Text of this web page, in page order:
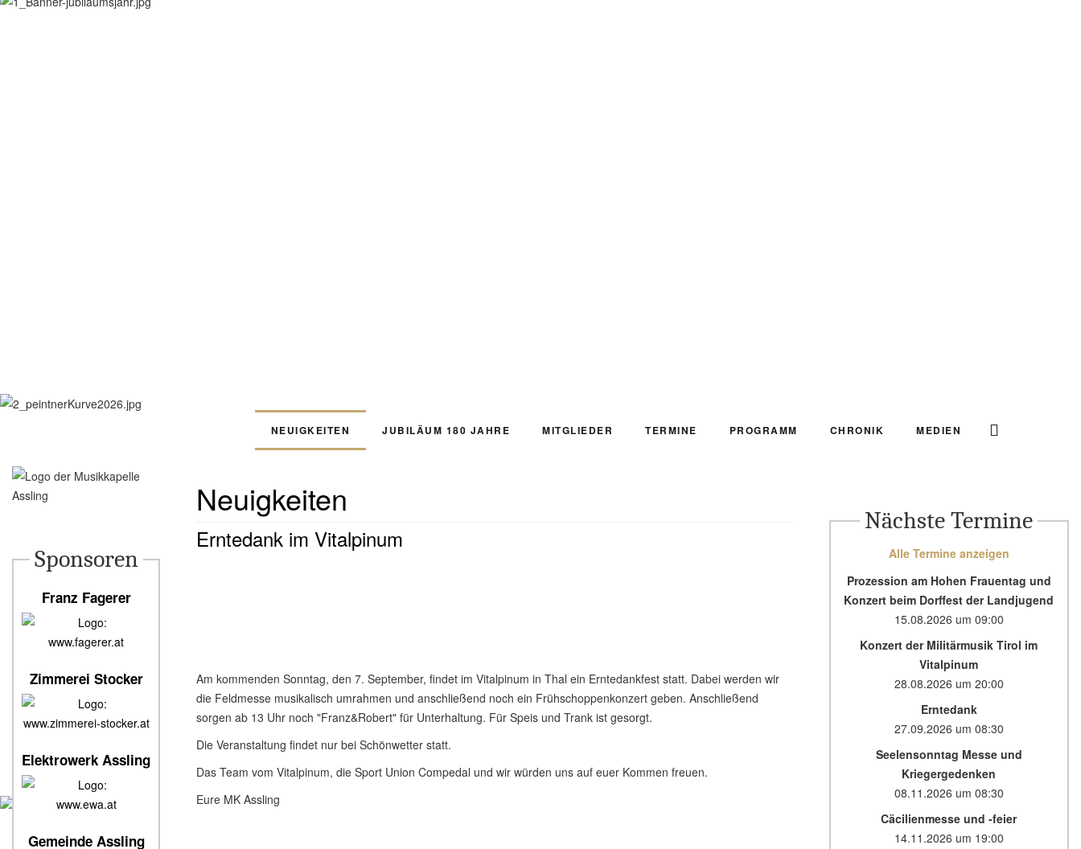
NEUIGKEITEN JUBILÄUM 180 JAHRE MITGLIEDER TERMINE PROGRAMM CHRONIK MEDIEN
Sponsoren
Franz Fagerer
www.fagerer.at
Zimmerei Stocker
www.zimmerei-stocker.at
Elektrowerk Assling
www.ewa.at
Gemeinde Assling
Neuigkeiten
Erntedank im Vitalpinum
Am kommenden Sonntag, den 7. September, findet im Vitalpinum in Thal ein Erntedankfest statt. Dabei werden wir
die Feldmesse musikalisch umrahmen und anschließend noch ein Frühschoppenkonzert geben. Anschließend
sorgen ab 13 Uhr noch "Franz&Robert" für Unterhaltung. Für Speis und Trank ist gesorgt.
Die Veranstaltung findet nur bei Schönwetter statt.
Das Team vom Vitalpinum, die Sport Union Compedal und wir würden uns auf euer Kommen freuen.
Eure MK Assling
Nächste Termine
Alle Termine anzeigen
Prozession am Hohen Frauentag und
Konzert beim Dorffest der Landjugend
15.08.2026 um 09:00
Konzert der Militärmusik Tirol im
Vitalpinum
28.08.2026 um 20:00
Erntedank
27.09.2026 um 08:30
Seelensonntag Messe und
Kriegergedenken
08.11.2026 um 08:30
Cäcilienmesse und -feier
14.11.2026 um 19:00